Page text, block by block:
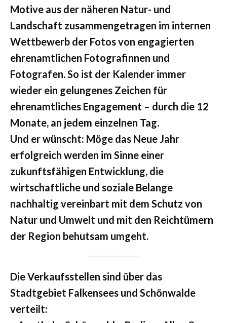
Motive aus der näheren Natur- und
Landschaft zusammengetragen im internen
Wettbewerb der Fotos von engagierten
ehrenamtlichen Fotografinnen und
Fotografen. So ist der Kalender immer
wieder ein gelungenes Zeichen für
ehrenamtliches Engagement – durch die 12
Monate, an jedem einzelnen Tag.
Und er wünscht: Möge das Neue Jahr
erfolgreich werden im Sinne einer
zukunftsfähigen Entwicklung, die
wirtschaftliche und soziale Belange
nachhaltig vereinbart mit dem Schutz von
Natur und Umwelt und mit den Reichtümern
der Region behutsam umgeht.
Die Verkaufsstellen sind über das
Stadtgebiet Falkensees und Schönwalde
verteilt: